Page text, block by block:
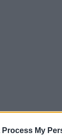
Process My